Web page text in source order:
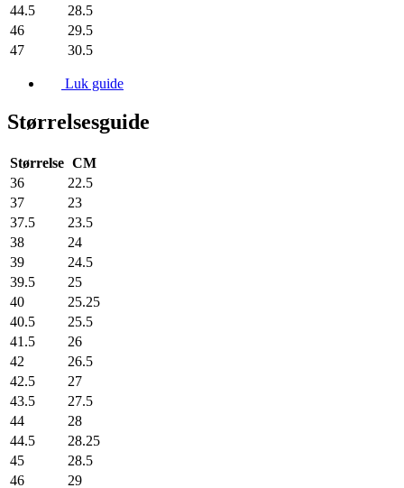
44.5
28.5
46
29.5
47
30.5
Luk guide
Størrelsesguide
Størrelse CM
36
22.5
37
23
37.5
23.5
38
24
39
24.5
39.5
25
40
25.25
40.5
25.5
41.5
26
42
26.5
42.5
27
43.5
27.5
44
28
44.5
28.25
45
28.5
46
29